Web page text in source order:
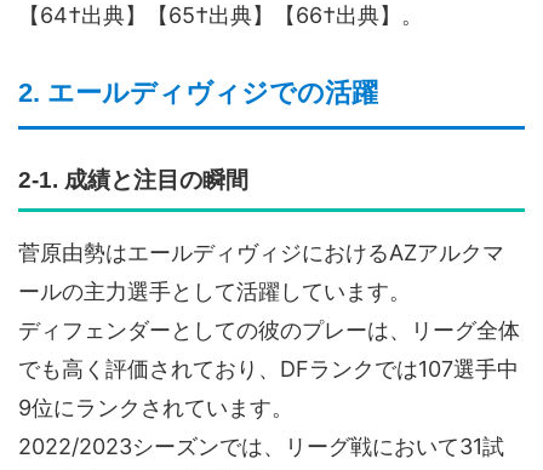
【64†出典】【65†出典】【66†出典】。
2. エールディヴィジでの活躍
2-1. 成績と注目の瞬間
菅原由勢はエールディヴィジにおけるAZアルクマ
ールの主力選手として活躍しています。
ディフェンダーとしての彼のプレーは、リーグ全体
でも高く評価されており、DFランクでは107選手中
9位にランクされています。
2022/2023シーズンでは、リーグ戦において31試